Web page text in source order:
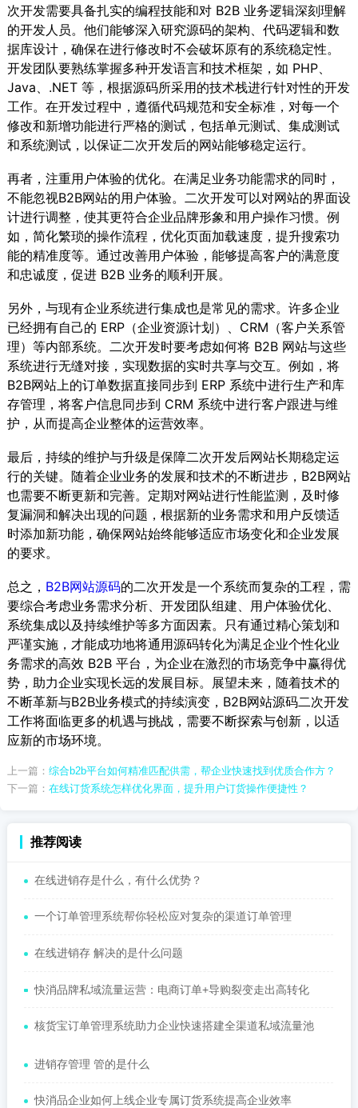
次开发需要具备扎实的编程技能和对 B2B 业务逻辑深刻理解
的开发人员。他们能够深入研究源码的架构、代码逻辑和数
据库设计，确保在进行修改时不会破坏原有的系统稳定性。
开发团队要熟练掌握多种开发语言和技术框架，如 PHP、
Java、.NET 等，根据源码所采用的技术栈进行针对性的开发
工作。在开发过程中，遵循代码规范和安全标准，对每一个
修改和新增功能进行严格的测试，包括单元测试、集成测试
和系统测试，以保证二次开发后的网站能够稳定运行。
再者，注重用户体验的优化。在满足业务功能需求的同时，
不能忽视B2B网站的用户体验。二次开发可以对网站的界面设
计进行调整，使其更符合企业品牌形象和用户操作习惯。例
如，简化繁琐的操作流程，优化页面加载速度，提升搜索功
能的精准度等。通过改善用户体验，能够提高客户的满意度
和忠诚度，促进 B2B 业务的顺利开展。
另外，与现有企业系统进行集成也是常见的需求。许多企业
已经拥有自己的 ERP（企业资源计划）、CRM（客户关系管
理）等内部系统。二次开发时要考虑如何将 B2B 网站与这些
系统进行无缝对接，实现数据的实时共享与交互。例如，将
B2B网站上的订单数据直接同步到 ERP 系统中进行生产和库
存管理，将客户信息同步到 CRM 系统中进行客户跟进与维
护，从而提高企业整体的运营效率。
最后，持续的维护与升级是保障二次开发后网站长期稳定运
行的关键。随着企业业务的发展和技术的不断进步，B2B网站
也需要不断更新和完善。定期对网站进行性能监测，及时修
复漏洞和解决出现的问题，根据新的业务需求和用户反馈适
时添加新功能，确保网站始终能够适应市场变化和企业发展
的要求。
总之， B2B网站源码的二次开发是一个系统而复杂的工程，需
要综合考虑业务需求分析、开发团队组建、用户体验优化、
系统集成以及持续维护等多方面因素。只有通过精心策划和
严谨实施，才能成功地将通用源码转化为满足企业个性化业
务需求的高效 B2B 平台，为企业在激烈的市场竞争中赢得优
势，助力企业实现长远的发展目标。展望未来，随着技术的
不断革新与B2B业务模式的持续演变，B2B网站源码二次开发
工作将面临更多的机遇与挑战，需要不断探索与创新，以适
应新的市场环境。
上一篇： 综合b2b平台如何精准匹配供需，帮企业快速找到优质合作方？
下一篇： 在线订货系统怎样优化界面，提升用户订货操作便捷性？
推荐阅读
在线进销存是什么，有什么优势？
一个订单管理系统帮你轻松应对复杂的渠道订单管理
在线进销存 解决的是什么问题
快消品牌私域流量运营：电商订单+导购裂变走出高转化
核货宝订单管理系统助力企业快速搭建全渠道私域流量池
进销存管理 管的是什么
快消品企业如何上线企业专属订货系统提高企业效率